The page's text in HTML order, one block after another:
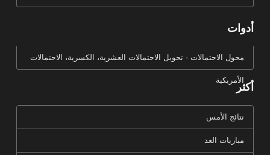
أدوات
محول الاحتمالات - تحويل الاحتمالات العشرية، الكسرية، الاحتمالات
الأمريكية
أكثر
نتائج الأمس
مباريات الغد